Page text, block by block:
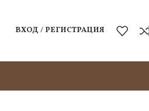
ВХОД / РЕГИСТРАЦИЯ